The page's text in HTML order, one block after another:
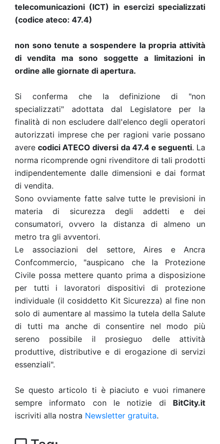
telecomunicazioni (ICT) in esercizi specializzati
(codice ateco: 47.4)
non sono tenute a sospendere la propria attività
di vendita ma sono soggette a limitazioni in
ordine alle giornate di apertura.
Si conferma che la definizione di "non
specializzati" adottata dal Legislatore per la
finalità di non escludere dall'elenco degli operatori
autorizzati imprese che per ragioni varie possano
averecodici ATECO diversi da 47.4 e seguenti. La
norma ricomprende ogni rivenditore di tali prodotti
indipendentemente dalle dimensioni e dai format
di vendita.
Sono ovviamente fatte salve tutte le previsioni in
materia di sicurezza degli addetti e dei
consumatori, ovvero la distanza di almeno un
metro tra gli avventori.
Le associazioni del settore, Aires e Ancra
Confcommercio, "auspicano che la Protezione
Civile possa mettere quanto prima a disposizione
per tutti i lavoratori dispositivi di protezione
individuale (il cosiddetto Kit Sicurezza) al fine non
solo di aumentare al massimo la tutela della Salute
di tutti ma anche di consentire nel modo più
sereno possibile il prosieguo delle attività
produttive, distributive e di erogazione di servizi
essenziali".
Se questo articolo ti è piaciuto e vuoi rimanere
sempre informato con le notizie di BitCity.it
iscriviti alla nostra Newsletter gratuita.